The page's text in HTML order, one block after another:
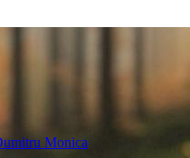
Monica